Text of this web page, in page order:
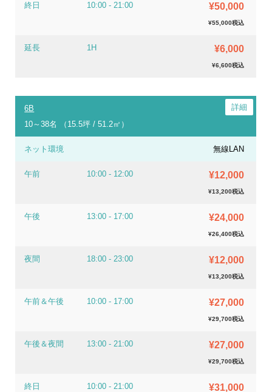
終日 10:00 - 21:00 ¥50,000
¥55,000税込
延長 1H ¥6,000
¥6,600税込
6B
10～38名 （15.5坪 / 51.2㎡）
ネット環境 無線LAN
午前 10:00 - 12:00 ¥12,000
¥13,200税込
午後 13:00 - 17:00 ¥24,000
¥26,400税込
夜間 18:00 - 23:00 ¥12,000
¥13,200税込
午前＆午後 10:00 - 17:00 ¥27,000
¥29,700税込
午後＆夜間 13:00 - 21:00 ¥27,000
¥29,700税込
終日 10:00 - 21:00 ¥31,000